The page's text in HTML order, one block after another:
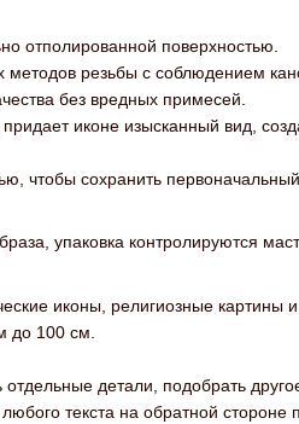
отполированной поверхностью.
резьбы с соблюдением
без вредных примесей.
иконе изысканный вид,
чтобы сохранить
упаковка контролируются
иконы, религиозные картины
до 100 см.
детали, подобрать
любого текста на обратной стороне